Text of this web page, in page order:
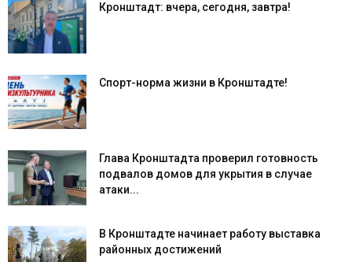
Кронштадт: вчера, сегодня, завтра!
Спорт-норма жизни в Кронштадте!
Глава Кронштадта проверил готовность
подвалов домов для укрытия в случае
атаки...
В Кронштадте начинает работу выставка
районных достижений